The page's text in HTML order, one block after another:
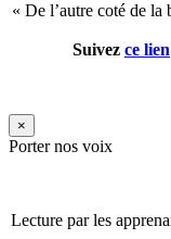
« De l’autre coté de la
Suivez ce lien
×
Porter nos voix
Lecture par les